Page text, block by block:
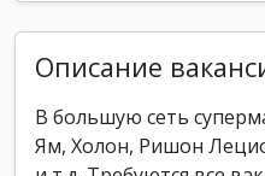
Описание
В большую сеть
Ям, Холон, Ришон